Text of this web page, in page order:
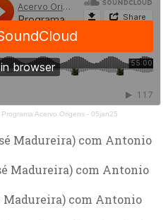
Programa Acervo Origens - 05jan25
Madureira) com Antonio
Madureira) com Antonio
Madureira) com Antonio